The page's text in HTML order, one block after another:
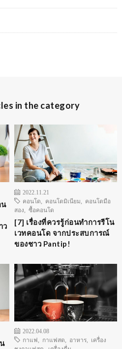
in the category
น
ว
2022.11.21
คอนโด
คอนโดมิเนียม
คอนโดมือ
สอง
ซื้อคอนโด
[7] เรื่องที่ควรรู้ก่อนทำการรีโน
เวทคอนโด จากประสบการณ์
ของชาว Pantip!
2022.04.08
กาแฟ
กาแฟสด อาหาร
เครื่อง